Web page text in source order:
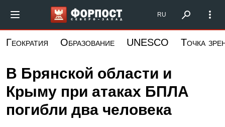
основному
Форпост Северо-Запад
RU
Геократия Образование UNESCO Точка
В Брянской области и
Крыму при атаках БПЛА
погибли два человека